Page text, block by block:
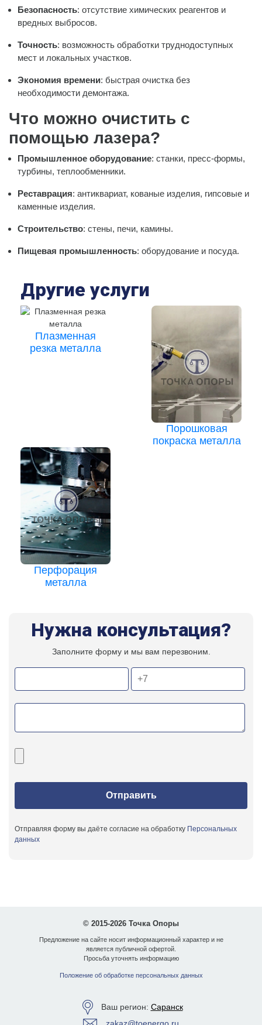
Безопасность: отсутствие химических реагентов и
вредных выбросов.
Точность: возможность обработки труднодоступных
мест и локальных участков.
Экономия времени: быстрая очистка без
необходимости демонтажа.
Что можно очистить с
помощью лазера?
Промышленное оборудование: станки, пресс-формы,
турбины, теплообменники.
Реставрация: антиквариат, кованые изделия, гипсовые и
каменные изделия.
Строительство: стены, печи, камины.
Пищевая промышленность: оборудование и посуда.
Другие услуги
Плазменная
резка металла
Порошковая
покраска металла
Перфорация
металла
Нужна консультация?
Заполните форму и мы вам перезвоним.
Отправляя форму вы даёте согласие на обработку Персональных
данных
© 2015-2026 Точка Опоры
Предложение на сайте носит информационный характер и не
является публичной офертой.
Просьба уточнять информацию
Положение об обработке персональных данных
Ваш регион: Саранск